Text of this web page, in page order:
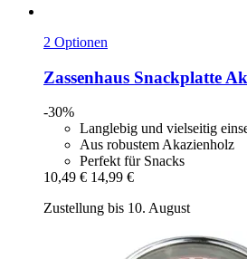
2 Optionen
Zassenhaus Snackplatte
-30%
Langlebig und vielseitig
Aus robustem Akazienholz
Perfekt für Snacks
10,49 € 14,99 €
Zustellung bis 10. August